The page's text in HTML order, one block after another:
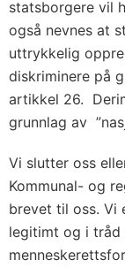
statsborgere vil
også nevnes at
uttrykkelig
diskriminere på
artikkel 26.
grunnlag av
Vi slutter oss
Kommunal- og
brevet til oss. Vi
legitimt og i tråd